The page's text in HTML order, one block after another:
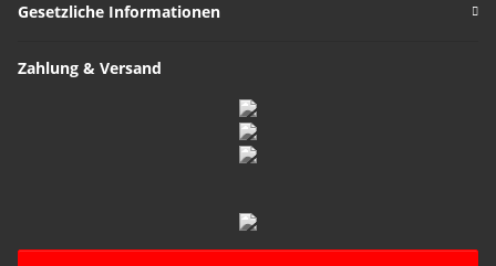
Gesetzliche Informationen
Zahlung & Versand